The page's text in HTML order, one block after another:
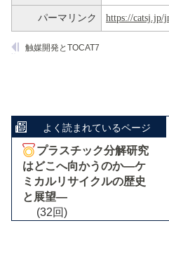
パーマリンク https://catsj.jp/
触媒開発とTOCAT7
よく読まれているページ
プラスチック分解研究
はどこへ向かうのか―ケ
ミカルリサイクルの歴史
と展望―
(32回)